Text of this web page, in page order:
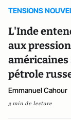
TENSIONS
L'Inde
aux
américaines
pétrole
Emmanuel Cahour
3 min de lecture